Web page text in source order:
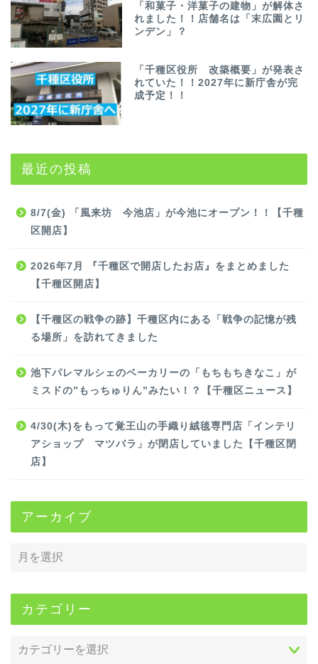
「和菓子・洋菓子の建物」が解体さ
れました！！店舗名は「末広園とリ
ンデン」？
「千種区役所 改築概要」が発表さ
れていた！！2027年に新庁舎が完
成予定！！
最近の投稿
8/7(金) 「風来坊 今池店」が今池にオープン！！【千種
区開店】
2026年7月 『千種区で開店したお店』をまとめました
【千種区開店】
【千種区の戦争の跡】千種区内にある「戦争の記憶が残
る場所」を訪れてきました
池下パレマルシェのベーカリーの「もちもちきなこ」が
ミスドの”もっちゅりん”みたい！？【千種区ニュース】
4/30(木)をもって覚王山の手織り絨毯専門店「インテリ
アショップ マツバラ」が閉店していました【千種区閉
店】
アーカイブ
カテゴリー